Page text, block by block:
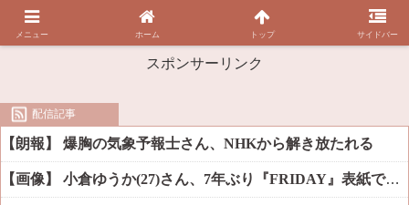
スポンサーリンク
配信記事
【朗報】 爆胸の気象予報士さん、NHKから解き放たれる
【画像】 小倉ゆうか(27)さん、7年ぶり『FRIDAY』表紙で神ボディ大解放
メニュー ホーム トップ サイドバー